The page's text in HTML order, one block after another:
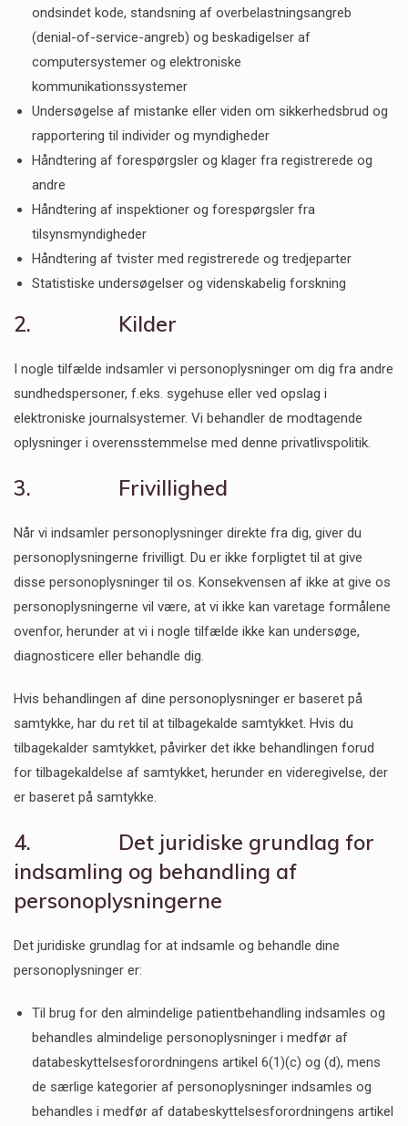
ondsindet kode, standsning af overbelastningsangreb
(denial-of-service-angreb) og beskadigelser af
computersystemer og elektroniske
kommunikationssystemer
Undersøgelse af mistanke eller viden om sikkerhedsbrud og
rapportering til individer og myndigheder
Håndtering af forespørgsler og klager fra registrerede og
andre
Håndtering af inspektioner og forespørgsler fra
tilsynsmyndigheder
Håndtering af tvister med registrerede og tredjeparter
Statistiske undersøgelser og videnskabelig forskning
2. Kilder
I nogle tilfælde indsamler vi personoplysninger om dig fra andre
sundhedspersoner, f.eks. sygehuse eller ved opslag i
elektroniske journalsystemer. Vi behandler de modtagende
oplysninger i overensstemmelse med denne privatlivspolitik.
3. Frivillighed
Når vi indsamler personoplysninger direkte fra dig, giver du
personoplysningerne frivilligt. Du er ikke forpligtet til at give
disse personoplysninger til os. Konsekvensen af ikke at give os
personoplysningerne vil være, at vi ikke kan varetage formålene
ovenfor, herunder at vi i nogle tilfælde ikke kan undersøge,
diagnosticere eller behandle dig.
Hvis behandlingen af dine personoplysninger er baseret på
samtykke, har du ret til at tilbagekalde samtykket. Hvis du
tilbagekalder samtykket, påvirker det ikke behandlingen forud
for tilbagekaldelse af samtykket, herunder en videregivelse, der
er baseret på samtykke.
4. Det juridiske grundlag for
indsamling og behandling af
personoplysningerne
Det juridiske grundlag for at indsamle og behandle dine
personoplysninger er:
Til brug for den almindelige patientbehandling indsamles og
behandles almindelige personoplysninger i medfør af
databeskyttelsesforordningens artikel 6(1)(c) og (d), mens
de særlige kategorier af personoplysninger indsamles og
behandles i medfør af databeskyttelsesforordningens artikel